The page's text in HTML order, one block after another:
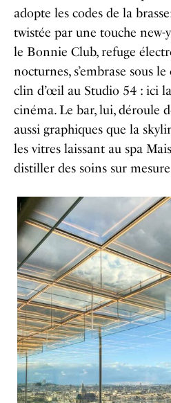
adopte les codes de la
twistée par une touche new-
le Bonnie Club, refuge
nocturnes, s’embrase sous
clin d’œil au Studio 54 : ici
cinéma. Le bar, lui, déroule
aussi graphiques que la
les vitres laissant au spa
distiller des soins sur